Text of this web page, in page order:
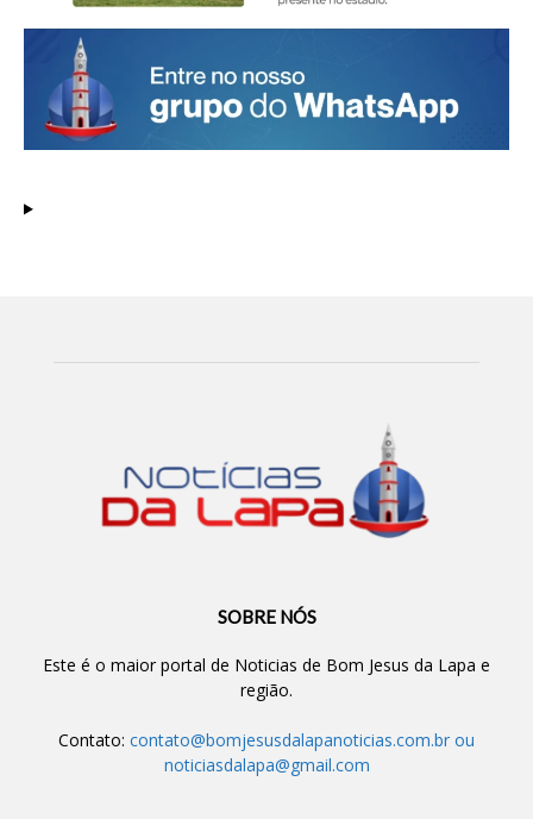
SOBRE NÓS
Este é o maior portal de Noticias de Bom Jesus da Lapa e
região.
Contato: contato@bomjesusdalapanoticias.com.br ou
noticiasdalapa@gmail.com